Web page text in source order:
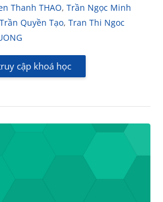
Thanh THAO, Trần Ngọc Minh
Trần Quyền Tạo, Tran Thi Ngoc
cập khoá học